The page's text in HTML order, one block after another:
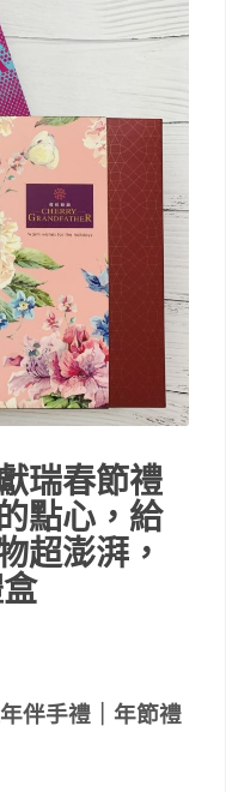
瑞春節禮
點心，給
超澎湃，
伴手禮｜年節禮